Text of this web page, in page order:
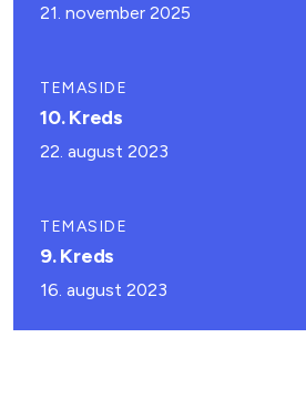
21. november 2025
TEMASIDE
10. Kreds
22. august 2023
TEMASIDE
9. Kreds
16. august 2023